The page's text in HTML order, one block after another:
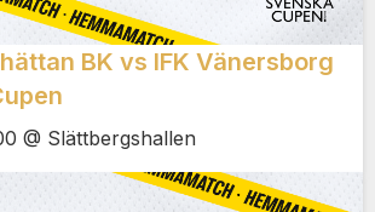
BK vs IFK Vänersborg
@ Slättbergshallen